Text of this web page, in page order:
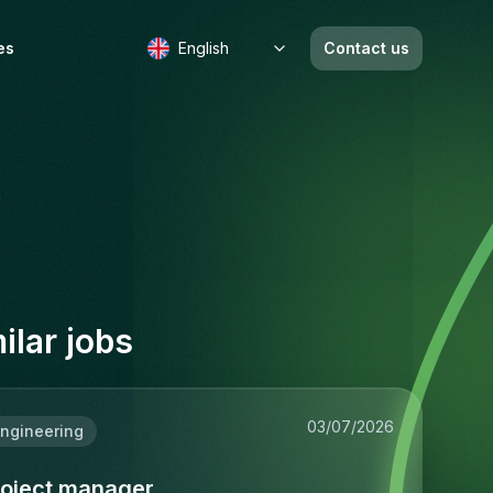
English Contact us
jobs
03/07/2026